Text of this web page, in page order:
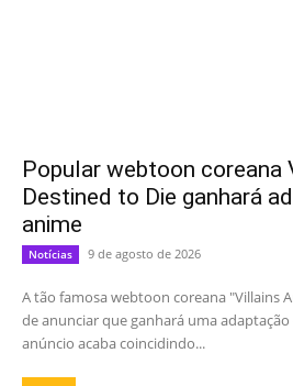
Popular webtoon coreana
Destined to Die ganhará
anime
Notícias 9 de agosto de 2026
A tão famosa webtoon coreana "Villains
de anunciar que ganhará uma
anúncio acaba coincidindo...